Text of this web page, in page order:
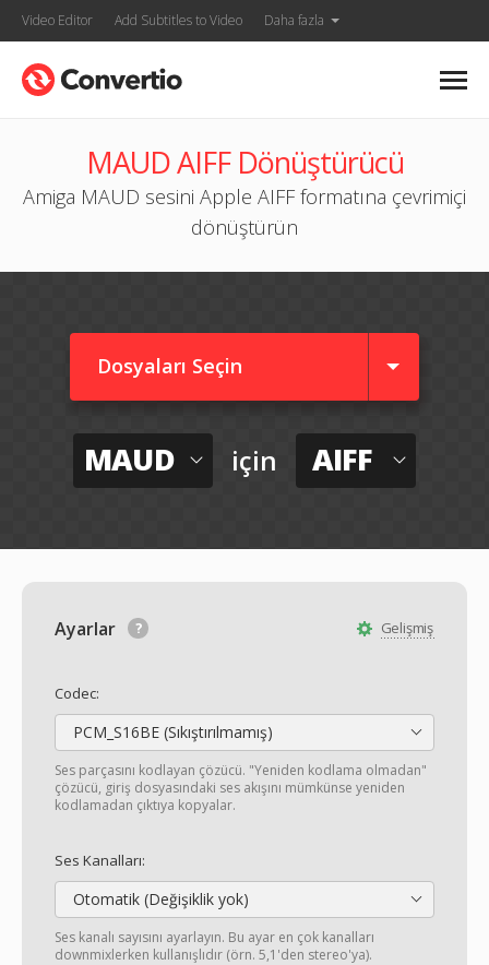
Video Editor Add Subtitles to Video Daha fazla
MAUD AIFF Dönüştürücü
Amiga MAUD sesini Apple AIFF formatına çevrimiçi
dönüştürün
Dosyaları Seçin
MAUD için AIFF
Gelişmiş
Ayarlar
Codec:
PCM_S16BE (Sıkıştırılmamış)
Ses parçasını kodlayan çözücü. "Yeniden kodlama olmadan"
çözücü, giriş dosyasındaki ses akışını mümkünse yeniden
kodlamadan çıktıya kopyalar.
Ses Kanalları:
Otomatik (Değişiklik yok)
Ses kanalı sayısını ayarlayın. Bu ayar en çok kanalları
downmixlerken kullanışlıdır (örn. 5,1'den stereo'ya).